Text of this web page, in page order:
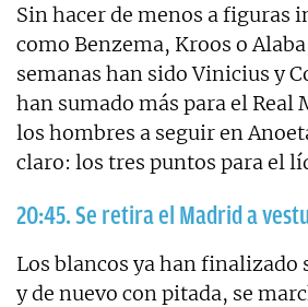
Sin hacer de menos a figuras
como Benzema, Kroos o
semanas han sido Vinicius y
han sumado más para el Real
los hombres a seguir en
claro: los tres puntos para el
20:45. Se retira el Madrid a
Los blancos ya han finalizado
y de nuevo con pitada, se